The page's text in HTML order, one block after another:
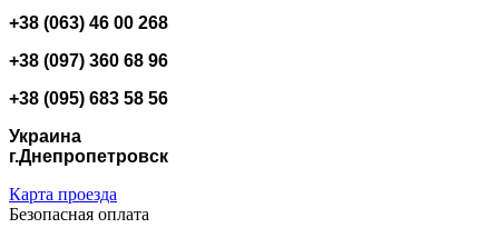
+38 (063) 46 00 268
+38 (097) 360 68 96
+38 (095) 683 58 56
Украина
г.Днепропетровск
Карта проезда
Безопасная оплата